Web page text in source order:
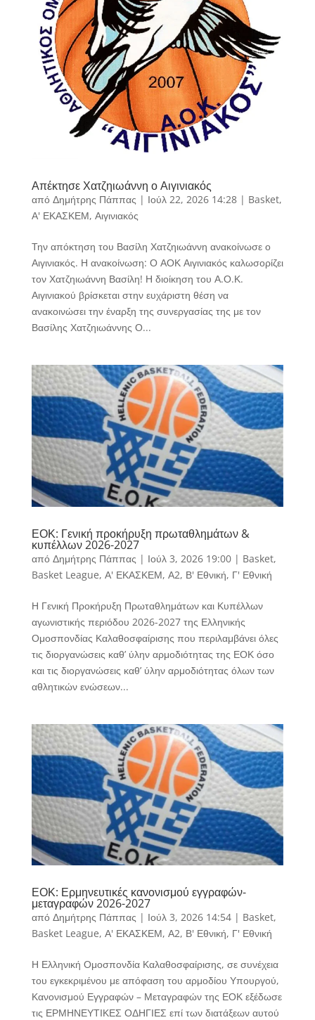
Απέκτησε Χατζηιωάννη ο Αιγινιακός
από Δημήτρης Πάππας | Ιούλ 22, 2026 14:28| Basket,
Α' ΕΚΑΣΚΕΜ, Αιγινιακός
Την απόκτηση του Βασίλη Χατζηιωάννη ανακοίνωσε ο
Αιγινιακός. Η ανακοίνωση: Ο ΑΟΚ Αιγινιακός καλωσορίζει
τον Χατζηιωάννη Βασίλη! Η διοίκηση του Α.Ο.Κ.
Αιγινιακού βρίσκεται στην ευχάριστη θέση να
ανακοινώσει την έναρξη της συνεργασίας της με τον
Βασίλης Χατζηιωάννης Ο...
ΕΟΚ: Γενική προκήρυξη πρωταθλημάτων &
κυπέλλων 2026-2027
από Δημήτρης Πάππας | Ιούλ 3, 2026 19:00| Basket,
Basket League, Α' ΕΚΑΣΚΕΜ, Α2, Β' Εθνική, Γ' Εθνική
Η Γενική Προκήρυξη Πρωταθλημάτων και Κυπέλλων
αγωνιστικής περιόδου 2026-2027 της Ελληνικής
Ομοσπονδίας Καλαθοσφαίρισης που περιλαμβάνει όλες
τις διοργανώσεις καθ’ ύλην αρμοδιότητας της ΕΟΚ όσο
και τις διοργανώσεις καθ’ ύλην αρμοδιότητας όλων των
αθλητικών ενώσεων...
ΕΟΚ: Ερμηνευτικές κανονισμού εγγραφών-
μεταγραφών 2026-2027
από Δημήτρης Πάππας | Ιούλ 3, 2026 14:54| Basket,
Basket League, Α' ΕΚΑΣΚΕΜ, Α2, Β' Εθνική, Γ' Εθνική
Η Ελληνική Ομοσπονδία Καλαθοσφαίρισης, σε συνέχεια
του εγκεκριμένου με απόφαση του αρμοδίου Υπουργού,
Κανονισμού Εγγραφών – Μεταγραφών της ΕΟΚ εξέδωσε
τις ΕΡΜΗΝΕΥΤΙΚΕΣ ΟΔΗΓΙΕΣ επί των διατάξεων αυτού